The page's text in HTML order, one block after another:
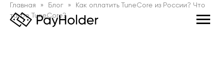
Главная Блог
Как оплатить TuneСore из России? Что
такое TuneСore?